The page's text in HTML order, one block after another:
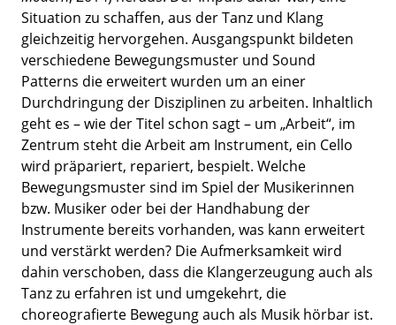
Situation zu schaffen, aus der Tanz und Klang
gleichzeitig hervorgehen. Ausgangspunkt bildeten
verschiedene Bewegungsmuster und Sound
Patterns die erweitert wurden um an einer
Durchdringung der Disziplinen zu arbeiten. Inhaltlich
geht es – wie der Titel schon sagt – um „Arbeit“, im
Zentrum steht die Arbeit am Instrument, ein Cello
wird präpariert, repariert, bespielt. Welche
Bewegungsmuster sind im Spiel der Musikerinnen
bzw. Musiker oder bei der Handhabung der
Instrumente bereits vorhanden, was kann erweitert
und verstärkt werden? Die Aufmerksamkeit wird
dahin verschoben, dass die Klangerzeugung auch als
Tanz zu erfahren ist und umgekehrt, die
choreografierte Bewegung auch als Musik hörbar ist.